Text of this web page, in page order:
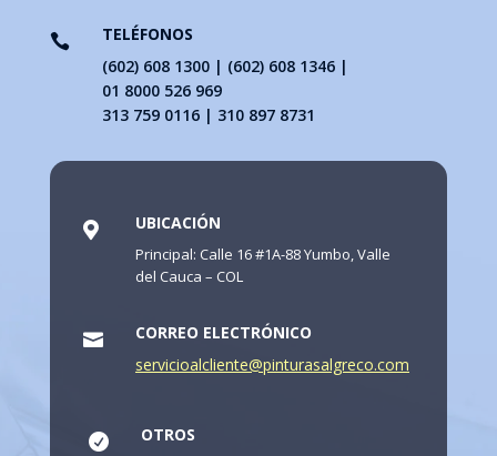

TELÉFONOS
(602) 608 1300 | (602) 608 1346 |
01 8000 526 969
313 759 0116 | 310 897 8731
 UBICACIÓN
Principal: Calle 16 #1A-88 Yumbo, Valle
del Cauca – COL

CORREO ELECTRÓNICO
servicioalcliente@pinturasalgreco.com

OTROS